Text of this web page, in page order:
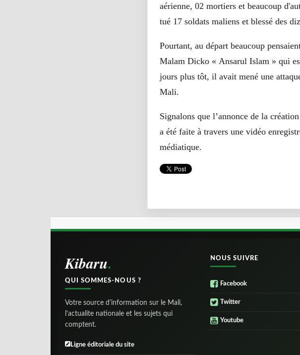
aérienne, 02 mortiers et beaucoup
tué 17 soldats maliens et blessé des
Pourtant, au départ beaucoup
Malam Dicko « Ansarul Islam » qui
jours plus tôt, il avait mené une
Mali.
Signalons que l’annonce de la
a été faite à travers une vidéo
médiatique.
Kibaru
QUI SOMMES-NOUS ?
Votre source d'information sur le Mali,
l'actualite nationale et les sujets qui
comptent.
Ligne éditoriale du site
NOUS SUIVRE
Facebook
Twitter
Youtube